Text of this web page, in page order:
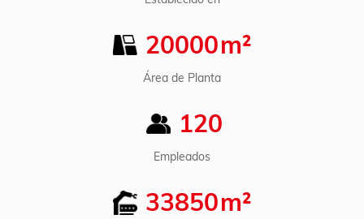
todo momento. Además, el delineador de labios tiene
un efecto voluminizador incorporado, dándoles a tus
de productos adicionales.
Textura suave: el crayón se desliza sin esfuerzo,
de la delicada piel de los labios.
20000m²
Área de Planta
120
Empleados
33850m²